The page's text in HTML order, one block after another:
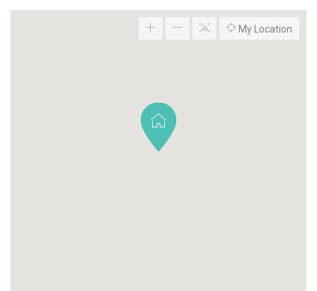
My Location